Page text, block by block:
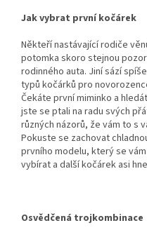
Jak vybrat první kočárek
Někteří nastávající rodiče
potomka skoro stejnou
rodinného auta. Jiní sází
typů kočárků pro
Čekáte první miminko a
jste se ptali na radu svých
různých názorů, že vám to s
Pokuste se zachovat
prvního modelu, který se
vybírat a další kočárek asi
Osvědčená trojkombinace